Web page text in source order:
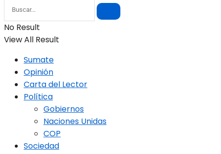
No Result
View All Result
Sumate
Opinión
Carta del Lector
Política
Gobiernos
Naciones Unidas
COP
Sociedad